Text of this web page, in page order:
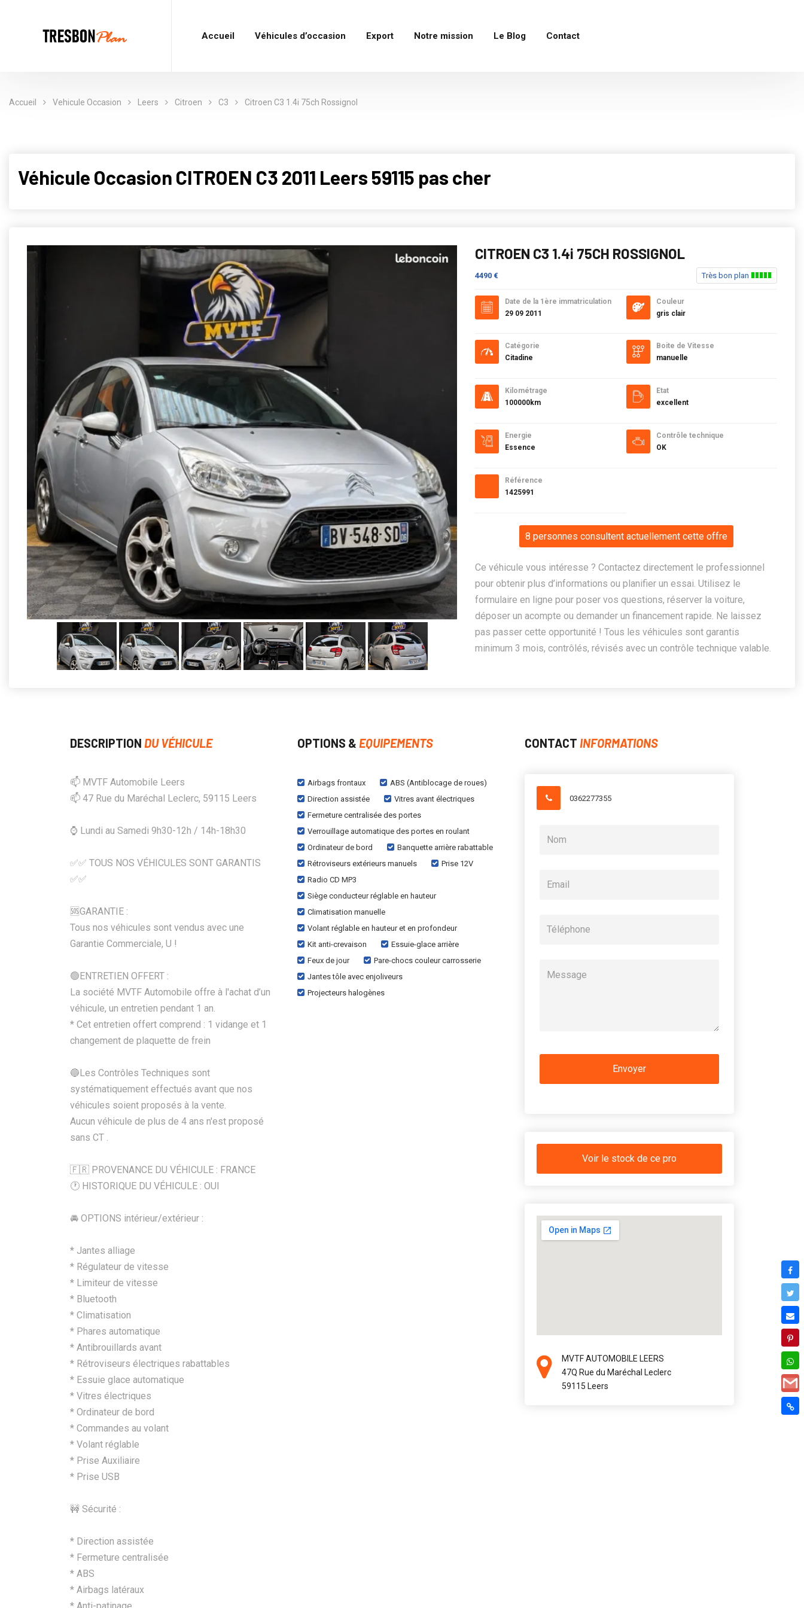
Accueil Véhicules d’occasion Export Notre mission Le Blog Contact
Accueil Vehicule Occasion Leers Citroen C3 Citroen C3 1.4i 75ch Rossignol
Véhicule Occasion CITROEN C3 2011 Leers 59115 pas cher
CITROEN C3 1.4i 75CH ROSSIGNOL
4490 € Très bon plan
Date de la 1ère immatriculation
29 09 2011
Catégorie
Citadine
Kilométrage
100000km
Energie
Essence
Référence
1425991
Couleur
gris clair
Boite de Vitesse
manuelle
Etat
excellent
Contrôle technique
OK
8 personnes consultent actuellement cette offre
Ce véhicule vous intéresse ? Contactez directement le professionnel
pour obtenir plus d’informations ou planifier un essai. Utilisez le
formulaire en ligne pour poser vos questions, réserver la voiture,
déposer un acompte ou demander un financement rapide. Ne laissez
pas passer cette opportunité ! Tous les véhicules sont garantis
minimum 3 mois, contrôlés, révisés avec un contrôle technique valable.
DESCRIPTION DU VÉHICULE
📫 MVTF Automobile Leers
📫 47 Rue du Maréchal Leclerc, 59115 Leers
⌚ Lundi au Samedi 9h30-12h / 14h-18h30
✅✅ TOUS NOS VÉHICULES SONT GARANTIS
✅✅
🆘️GARANTIE :
Tous nos véhicules sont vendus avec une
Garantie Commerciale, U !
🟢ENTRETIEN OFFERT :
La société MVTF Automobile offre à l'achat d’un
véhicule, un entretien pendant 1 an.
* Cet entretien offert comprend : 1 vidange et 1
changement de plaquette de frein
🔵Les Contrôles Techniques sont
systématiquement effectués avant que nos
véhicules soient proposés à la vente.
Aucun véhicule de plus de 4 ans n'est proposé
sans CT .
🇫🇷 PROVENANCE DU VÉHICULE : FRANCE
🕐 HISTORIQUE DU VÉHICULE : OUI
🚘 OPTIONS intérieur/extérieur :
* Jantes alliage
* Régulateur de vitesse
* Limiteur de vitesse
* Bluetooth
* Climatisation
* Phares automatique
* Antibrouillards avant
* Rétroviseurs électriques rabattables
* Essuie glace automatique
* Vitres électriques
* Ordinateur de bord
* Commandes au volant
* Volant réglable
* Prise Auxiliaire
* Prise USB
🚧 Sécurité :
* Direction assistée
* Fermeture centralisée
* ABS
* Airbags latéraux
* Anti-patinage
OPTIONS & EQUIPEMENTS
Airbags frontaux
ABS (Antiblocage de roues)
Direction assistée
Vitres avant électriques
Fermeture centralisée des portes
Verrouillage automatique des portes en roulant
Ordinateur de bord
Banquette arrière rabattable
Rétroviseurs extérieurs manuels
Prise 12V
Radio CD MP3
Siège conducteur réglable en hauteur
Climatisation manuelle
Volant réglable en hauteur et en profondeur
Kit anti-crevaison
Essuie-glace arrière
Feux de jour
Pare-chocs couleur carrosserie
Jantes tôle avec enjoliveurs
Projecteurs halogènes
CONTACT INFORMATIONS
0362277355
Voir le stock de ce pro
MVTF AUTOMOBILE LEERS
47Q Rue du Maréchal Leclerc
59115 Leers